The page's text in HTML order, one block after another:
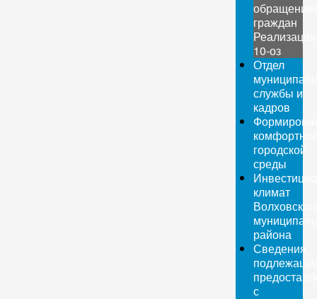
граждан
Реализация
10-оз
Отдел
службы и
кадров
городской
среды
климат
района
Сведения,
с